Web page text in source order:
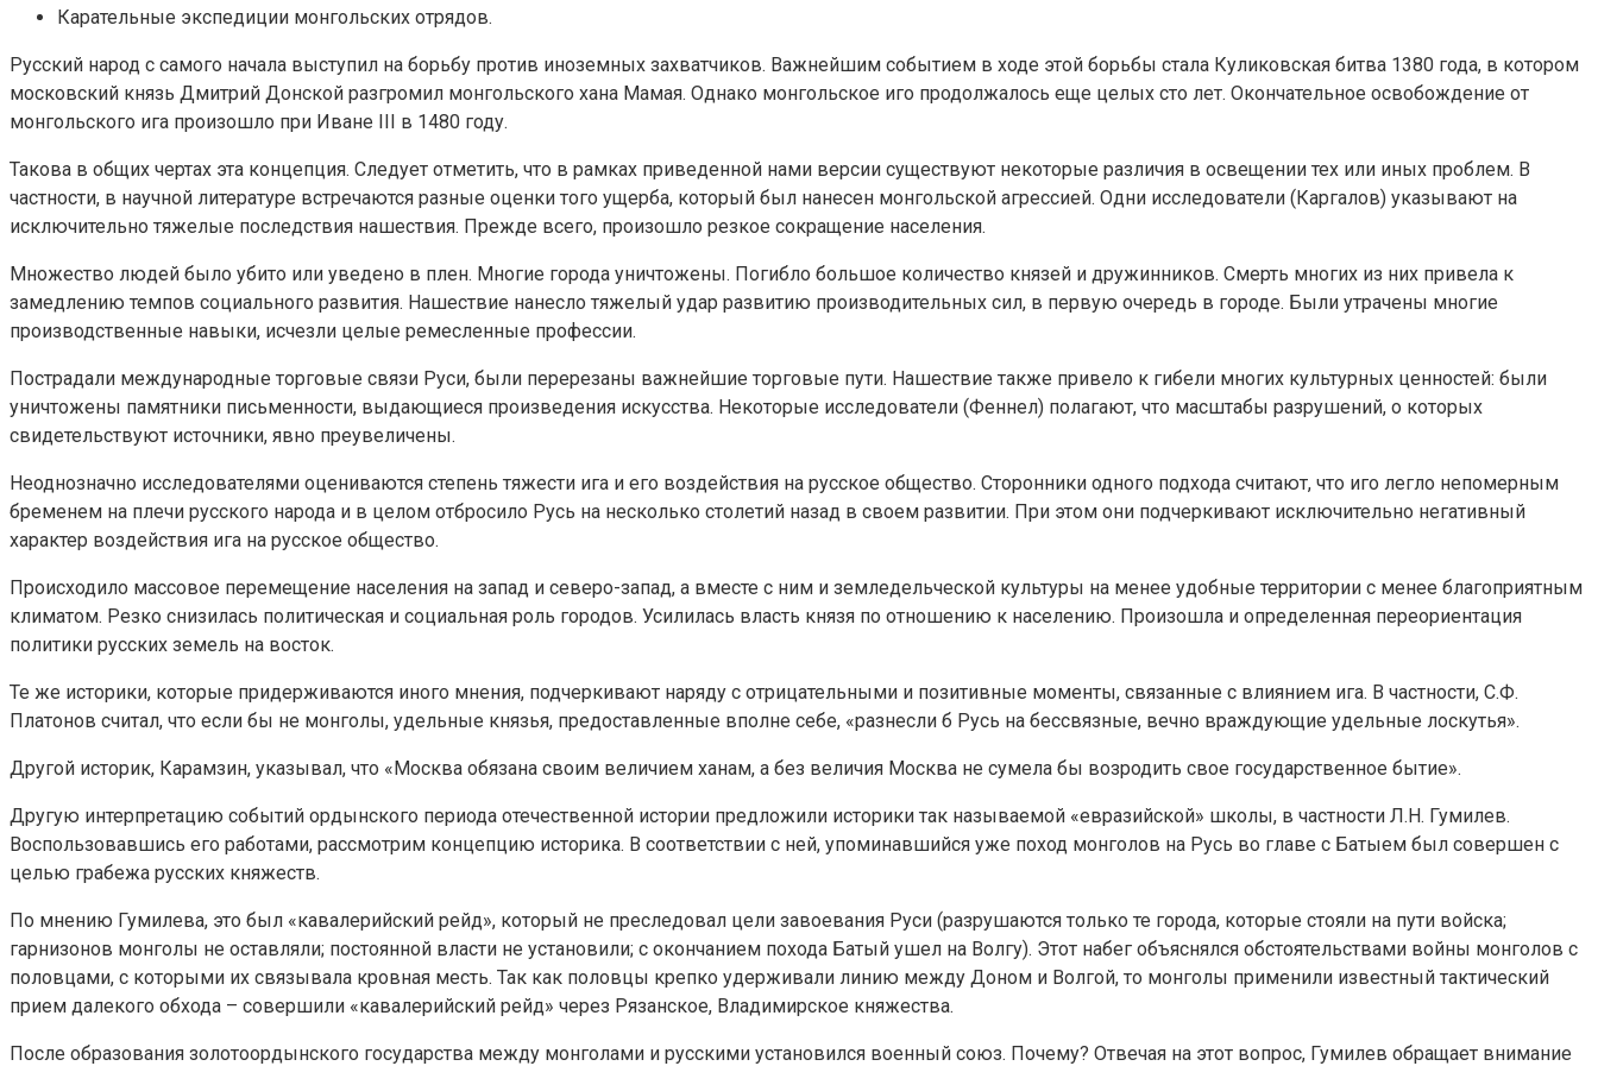
Карательные экспедиции монгольских отрядов.
Русский народ с самого начала выступил на борьбу против иноземных захватчиков. Важнейшим событием в ходе этой борьбы стала Куликовская битва 1380 года, в котором
московский князь Дмитрий Донской разгромил монгольского хана Мамая. Однако монгольское иго продолжалось еще целых сто лет. Окончательное освобождение от
монгольского ига произошло при Иване III в 1480 году.
Такова в общих чертах эта концепция. Следует отметить, что в рамках приведенной нами версии существуют некоторые различия в освещении тех или иных проблем. В
частности, в научной литературе встречаются разные оценки того ущерба, который был нанесен монгольской агрессией. Одни исследователи (Каргалов) указывают на
исключительно тяжелые последствия нашествия. Прежде всего, произошло резкое сокращение населения.
Множество людей было убито или уведено в плен. Многие города уничтожены. Погибло большое количество князей и дружинников. Смерть многих из них привела к
замедлению темпов социального развития. Нашествие нанесло тяжелый удар развитию производительных сил, в первую очередь в городе. Были утрачены многие
производственные навыки, исчезли целые ремесленные профессии.
Пострадали международные торговые связи Руси, были перерезаны важнейшие торговые пути. Нашествие также привело к гибели многих культурных ценностей: были
уничтожены памятники письменности, выдающиеся произведения искусства. Некоторые исследователи (Феннел) полагают, что масштабы разрушений, о которых
свидетельствуют источники, явно преувеличены.
Неоднозначно исследователями оцениваются степень тяжести ига и его воздействия на русское общество. Сторонники одного подхода считают, что иго легло непомерным
бременем на плечи русского народа и в целом отбросило Русь на несколько столетий назад в своем развитии. При этом они подчеркивают исключительно негативный
характер воздействия ига на русское общество.
Происходило массовое перемещение населения на запад и северо-запад, а вместе с ним и земледельческой культуры на менее удобные территории с менее благоприятным
климатом. Резко снизилась политическая и социальная роль городов. Усилилась власть князя по отношению к населению. Произошла и определенная переориентация
политики русских земель на восток.
Те же историки, которые придерживаются иного мнения, подчеркивают наряду с отрицательными и позитивные моменты, связанные с влиянием ига. В частности, С.Ф.
Платонов считал, что если бы не монголы, удельные князья, предоставленные вполне себе, «разнесли б Русь на бессвязные, вечно враждующие удельные лоскутья».
Другой историк, Карамзин, указывал, что «Москва обязана своим величием ханам, а без величия Москва не сумела бы возродить свое государственное бытие».
Другую интерпретацию событий ордынского периода отечественной истории предложили историки так называемой «евразийской» школы, в частности Л.Н. Гумилев.
Воспользовавшись его работами, рассмотрим концепцию историка. В соответствии с ней, упоминавшийся уже поход монголов на Русь во главе с Батыем был совершен с
целью грабежа русских княжеств.
По мнению Гумилева, это был «кавалерийский рейд», который не преследовал цели завоевания Руси (разрушаются только те города, которые стояли на пути войска;
гарнизонов монголы не оставляли; постоянной власти не установили; с окончанием похода Батый ушел на Волгу). Этот набег объяснялся обстоятельствами войны монголов с
половцами, с которыми их связывала кровная месть. Так как половцы крепко удерживали линию между Доном и Волгой, то монголы применили известный тактический
прием далекого обхода – совершили «кавалерийский рейд» через Рязанское, Владимирское княжества.
После образования золотоордынского государства между монголами и русскими установился военный союз. Почему? Отвечая на этот вопрос, Гумилев обращает внимание